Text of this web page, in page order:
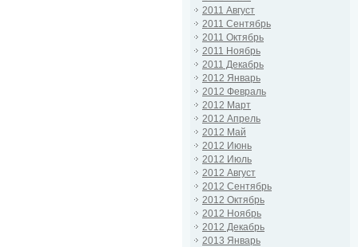
2011 Август
2011 Сентябрь
2011 Октябрь
2011 Ноябрь
2011 Декабрь
2012 Январь
2012 Февраль
2012 Март
2012 Апрель
2012 Май
2012 Июнь
2012 Июль
2012 Август
2012 Сентябрь
2012 Октябрь
2012 Ноябрь
2012 Декабрь
2013 Январь